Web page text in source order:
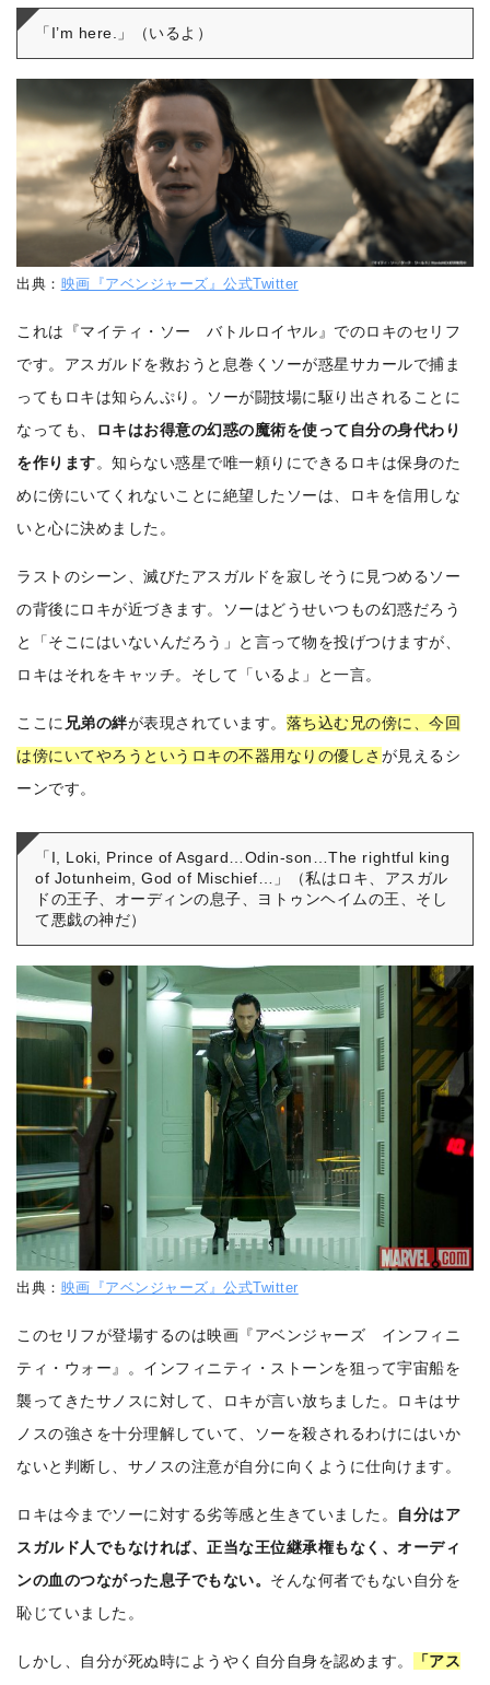
「I’m here.」（いるよ）
出典： 映画『アベンジャーズ』公式Twitter
これは『マイティ・ソー バトルロイヤル』でのロキのセリフ
です。アスガルドを救おうと息巻くソーが惑星サカールで捕ま
ってもロキは知らんぷり。ソーが闘技場に駆り出されることに
なっても、
ロキはお得意の幻惑の魔術を使って自分の身代わり
を作ります。知らない惑星で唯一頼りにできるロキは保身のた
めに傍にいてくれないことに絶望したソーは、ロキを信用しな
いと心に決めました。
ラストのシーン、滅びたアスガルドを寂しそうに見つめるソー
の背後にロキが近づきます。ソーはどうせいつもの幻惑だろう
と「そこにはいないんだろう」と言って物を投げつけますが、
ロキはそれをキャッチ。そして「いるよ」と一言。
ここに 兄弟の絆が表現されています。 落ち込む兄の傍に、今回
は傍にいてやろうというロキの不器用なりの優しさ が見えるシ
ーンです。
「I, Loki, Prince of Asgard…Odin-son…The rightful king
of Jotunheim, God of Mischief…」（私はロキ、アスガル
ドの王子、オーディンの息子、ヨトゥンヘイムの王、そし
て悪戯の神だ）
出典： 映画『アベンジャーズ』公式Twitter
このセリフが登場するのは映画『アベンジャーズ インフィニ
ティ・ウォー』。インフィニティ・ストーンを狙って宇宙船を
襲ってきたサノスに対して、ロキが言い放ちました。ロキはサ
ノスの強さを十分理解していて、ソーを殺されるわけにはいか
ないと判断し、サノスの注意が自分に向くように仕向けます。
ロキは今までソーに対する劣等感と生きていました。
自分はア
スガルド人でもなければ、正当な王位継承権もなく、オーディ
ンの血のつながった息子でもない。 そんな何者でもない自分を
恥じていました。
しかし、自分が死ぬ時にようやく自分自身を認めます。 「アス